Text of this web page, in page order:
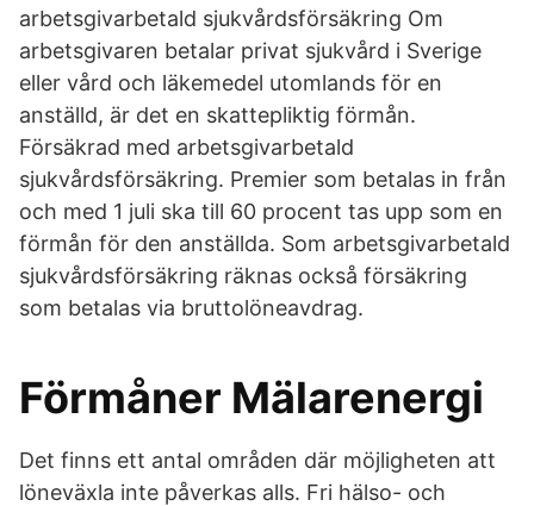
arbetsgivarbetald sjukvårdsförsäkring Om
arbetsgivaren betalar privat sjukvård i Sverige
eller vård och läkemedel utomlands för en
anställd, är det en skattepliktig förmån.
Försäkrad med arbetsgivarbetald
sjukvårdsförsäkring. Premier som betalas in från
och med 1 juli ska till 60 procent tas upp som en
förmån för den anställda. Som arbetsgivarbetald
sjukvårdsförsäkring räknas också försäkring
som betalas via bruttolöneavdrag.
Förmåner Mälarenergi
Det finns ett antal områden där möjligheten att
löneväxla inte påverkas alls. Fri hälso- och